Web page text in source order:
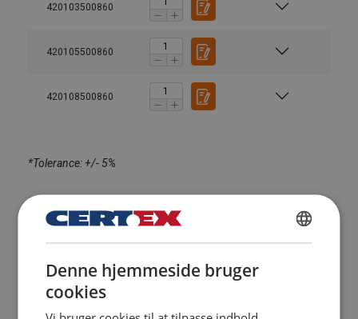
420103500860
420105500860
420108500860
*Tolerance: +/- 5%
DANISH
ENGLISH TRANSLATION
Denne hjemmeside bruger
cookies